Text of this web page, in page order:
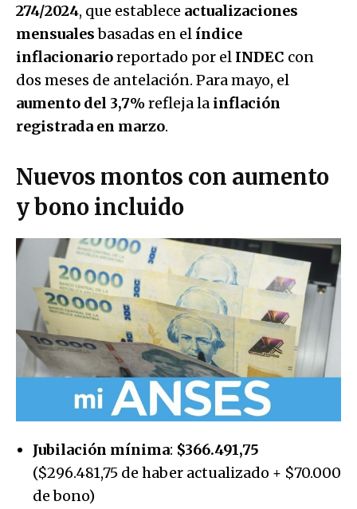
274/2024, que establece actualizaciones
mensualesbasadas en el índice
inflacionarioreportado por el INDEC con
dos meses de antelación. Para mayo, el
aumento del 3,7% refleja la inflación
registrada en marzo.
Nuevos montos con aumento
y bono incluido
Jubilación mínima: $366.491,75
($296.481,75 de haber actualizado + $70.000
de bono)